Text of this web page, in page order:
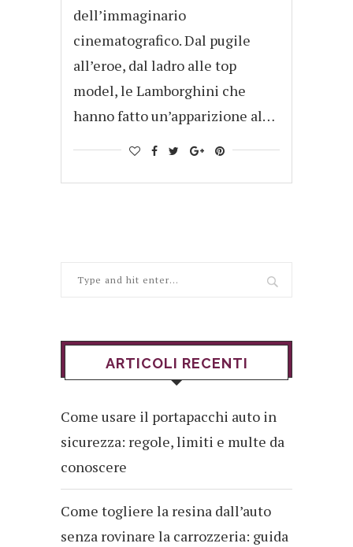
dell’immaginario
cinematografico. Dal pugile
all’eroe, dal ladro alle top
model, le Lamborghini che
hanno fatto un’apparizione al…
ARTICOLI RECENTI
Come usare il portapacchi auto in
sicurezza: regole, limiti e multe da
conoscere
Come togliere la resina dall’auto
senza rovinare la carrozzeria: guida